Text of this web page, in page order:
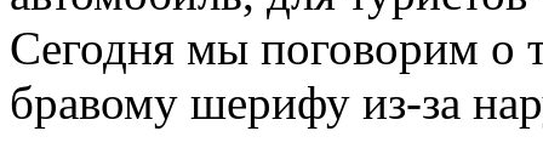
Сегодня мы поговорим о
бравому шерифу из-за